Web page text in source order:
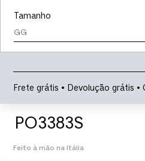
Tamanho
GG
Frete grátis • Devolução grátis •
PO3383S
Feito à mão na Itália